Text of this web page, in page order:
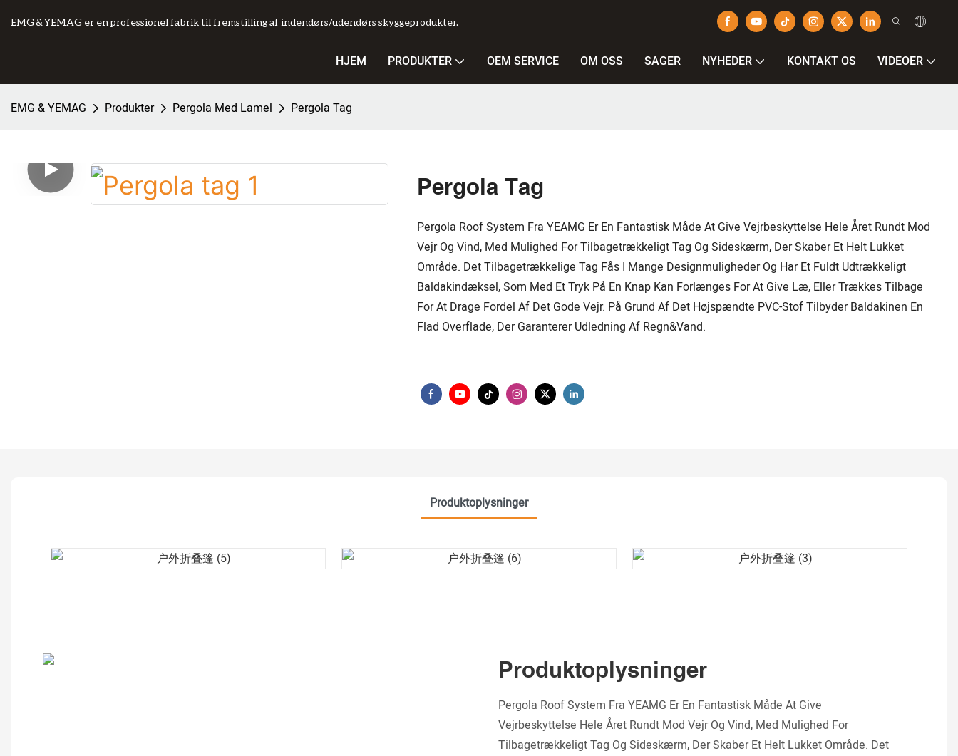
EMG & YEMAG er en professionel fabrik til fremstilling af indendørs/udendørs skyggeprodukter.
HJEM PRODUKTER OEM SERVICE OM OSS SAGER NYHEDER KONTAKT OS VIDEOER
EMG & YEMAG Produkter Pergola Med Lamel Pergola Tag
Pergola Tag
Pergola Roof System Fra YEAMG Er En Fantastisk Måde At Give Vejrbeskyttelse Hele Året Rundt Mod
Vejr Og Vind, Med Mulighed For Tilbagetrækkeligt Tag Og Sideskærm, Der Skaber Et Helt Lukket
Område. Det Tilbagetrækkelige Tag Fås I Mange Designmuligheder Og Har Et Fuldt Udtrækkeligt
Baldakindæksel, Som Med Et Tryk På En Knap Kan Forlænges For At Give Læ, Eller Trækkes Tilbage
For At Drage Fordel Af Det Gode Vejr. På Grund Af Det Højspændte PVC-Stof Tilbyder Baldakinen En
Flad Overflade, Der Garanterer Udledning Af Regn&vand.
Produktoplysninger
Produktoplysninger
Pergola Roof System Fra YEAMG Er En Fantastisk Måde At Give
Vejrbeskyttelse Hele Året Rundt Mod Vejr Og Vind, Med Mulighed For
Tilbagetrækkeligt Tag Og Sideskærm, Der Skaber Et Helt Lukket Område. Det